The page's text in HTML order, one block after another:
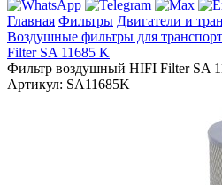
Главная Фильтры Двигатели и
Воздушные фильтры для
Filter SA 11685 K
Фильтр воздушный HIFI Filter SA
Артикул: SA11685K